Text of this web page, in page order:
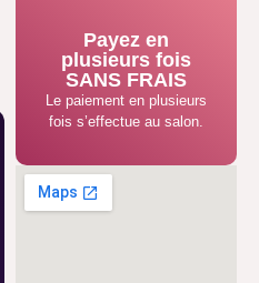
Payez en
plusieurs fois
SANS FRAIS
Le paiement en plusieurs
fois s’effectue au salon.